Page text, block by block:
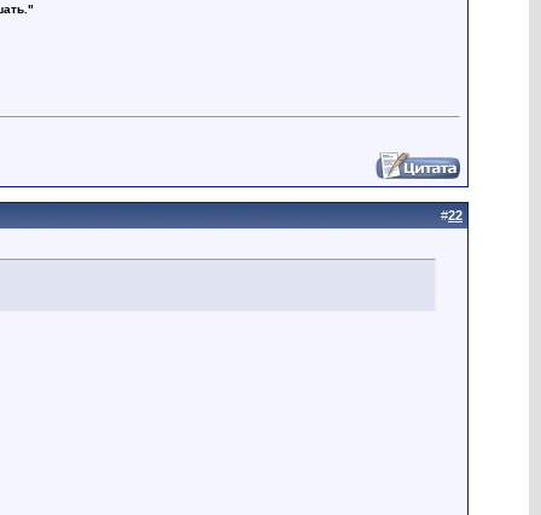
#22